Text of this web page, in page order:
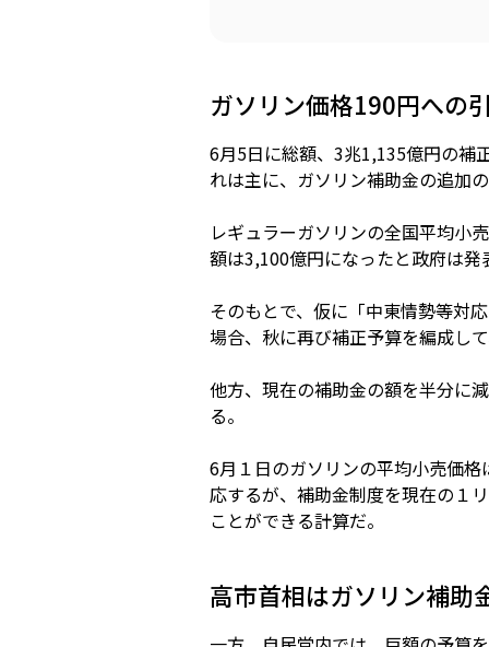
ガソリン価格190円への
6月5日に総額、3兆1,135億円の補
れは主に、ガソリン補助金の追加
レギュラーガソリンの全国平均小
額は3,100億円になったと政府は
そのもとで、仮に「中東情勢等対
場合、秋に再び補正予算を編成し
他方、現在の補助金の額を半分に
る。
6月１日のガソリンの平均小売価
応するが、補助金制度を現在の１
ことができる計算だ。
高市首相はガソリン補助